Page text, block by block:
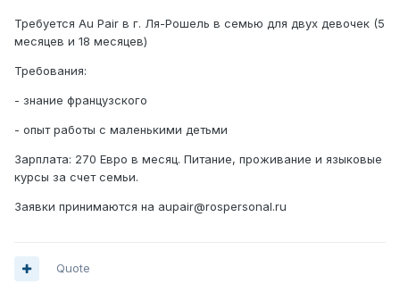
Требуется Au Pair в г. Ля-Рошель в семью для двух девочек (5
месяцев и 18 месяцев)
Требования:
- знание французского
- опыт работы с маленькими детьми
Зарплата: 270 Евро в месяц. Питание, проживание и языковые
курсы за счет семьи.
Заявки принимаются на aupair@rospersonal.ru
Quote